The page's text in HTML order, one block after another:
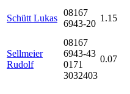
Schütt Lukas
08167
6943-20
1.15
Sellmeier
Rudolf
08167
6943-43
0171
3032403
0.07